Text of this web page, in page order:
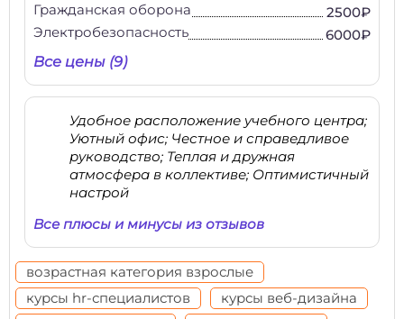
Гражданская оборона
2500₽
Электробезопасность
6000₽
Все цены (9)
Удобное расположение учебного центра;
Уютный офис; Честное и справедливое
руководство; Теплая и дружная
атмосфера в коллективе; Оптимистичный
настрой
Все плюсы и минусы из отзывов
возрастная категория взрослые
курсы hr-специалистов
курсы веб-дизайна